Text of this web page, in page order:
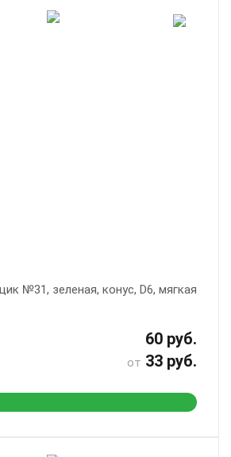
№31, зеленая, конус, D6, мягкая
60 руб.
от 33 руб.